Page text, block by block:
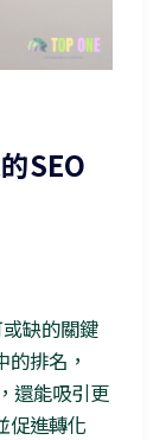
SEO
缺的關鍵
排名，
還能吸引更
促進轉化